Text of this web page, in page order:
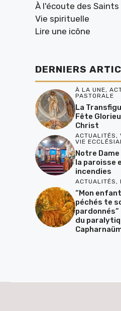
À l'écoute des Saints
Vie spirituelle
Lire une icône
DERNIERS
À LA UNE,
PASTORALE
La
Fête
Christ
ACTUALITÉS ,
VIE
Notre Dame
la paroisse
incendies
ACTUALITÉS ,
“Mon
péchés te
du